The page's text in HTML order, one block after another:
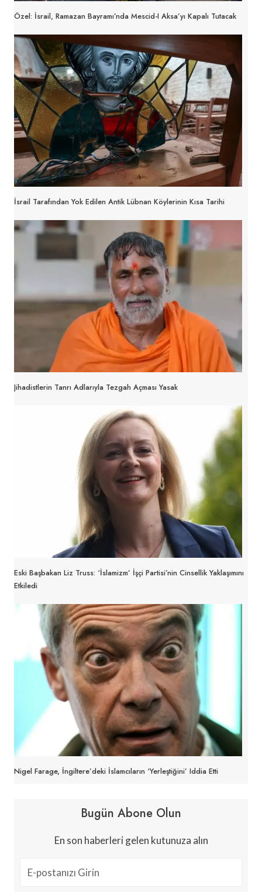
Özel: İsrail, Ramazan Bayramı’nda Mescid-I Aksa’yı Kapalı Tutacak
İsrail Tarafından Yok Edilen Antik Lübnan Köylerinin Kısa Tarihi
Jihadistlerin Tanrı Adlarıyla Tezgah Açması Yasak
Eski Başbakan Liz Truss: ‘İslamizm’ İşçi Partisi’nin Cinsellik Yaklaşımını
Etkiledi
Nigel Farage, İngiltere’deki İslamcıların ‘yerleştiğini’ Iddia Etti
Bugün Abone Olun
En son haberleri gelen kutunuza alın